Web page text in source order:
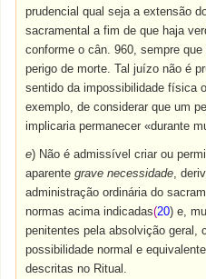
prudencial qual seja a extensão
sacramental a fim de que haja
conforme o cân. 960, sempre
perigo de morte. Tal juízo não é
sentido da impossibilidade física
exemplo, de considerar que um
implicaria permanecer «durante
e) Não é admissível criar ou
aparente grave necessidade,
administração ordinária do
normas acima indicadas(20) e,
penitentes pela absolvição geral,
possibilidade normal e
descritas no Ritual.